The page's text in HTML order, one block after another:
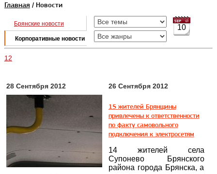
Главная / Новости
Брянские новости
Корпоративные новости
10
1 2
28 Сентября 2012 26 Сентября 2012
15 жителей Брянщины
привлечены к ответственности
по факту самовольного
подключения к электросетям
14 жителей села
Супонево Брянского
района города Брянска, а